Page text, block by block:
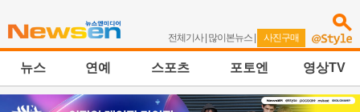
전체기사| 많이본뉴스 | 사진구매
뉴스 연예 스포츠 포토엔 영상TV